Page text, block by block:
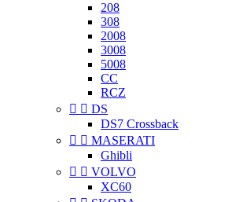
208
308
2008
3008
5008
CC
RCZ
  DS
DS7 Crossback
  MASERATI
Ghibli
  VOLVO
XC60